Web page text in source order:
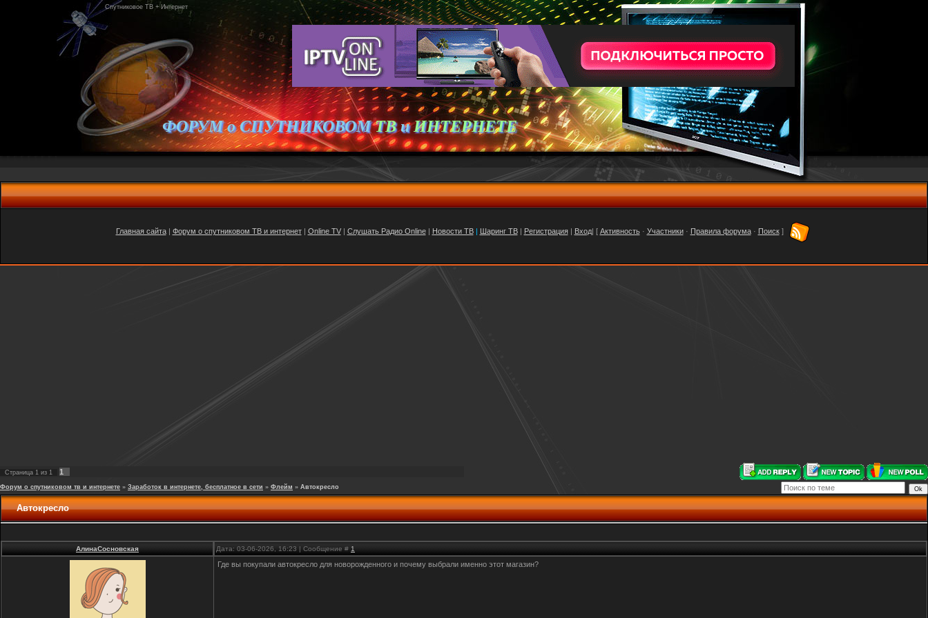
Спутниковое ТВ + Интернет
ФОРУМ о СПУТНИКОВОМТВиИНТЕРНЕТЕ
Главная сайта| Форум о спутниковом ТВ и интернет| Online TV| Слушать Радио Online| Новости ТВ Шаринг ТВ| Регистрация| Вход| [ Активность· Участники· Правила форума· Поиск]
Страница 1 из 1 1
Форум о спутниковом тв и интернете » Заработок в интернете, бесплатное в сети » Флейм » Автокресло
Автокресло
АлинаСосновская Дата: 03-06-2026, 16:23 | Сообщение # 1
Где вы покупали автокресло для новорожденного и почему выбрали именно этот магазин?